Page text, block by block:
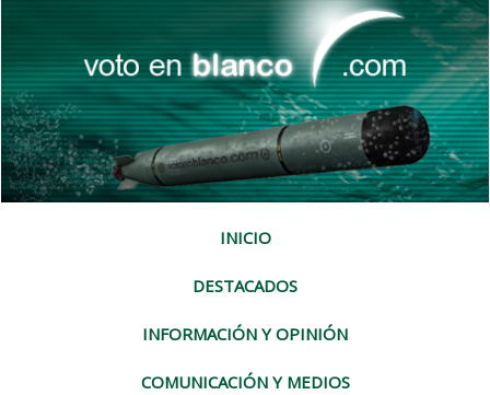
INICIO
DESTACADOS
INFORMACIÓN Y OPINIÓN
COMUNICACIÓN Y MEDIOS